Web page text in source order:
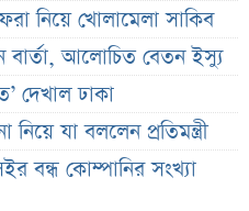
নিয়ে খোলামেলা সাকিব
বার্তা, আলোচিত বেতন ইস্যু
দেখাল ঢাকা
যা বললেন প্রতিমন্ত্রী
বন্ধ কোম্পানির সংখ্যা